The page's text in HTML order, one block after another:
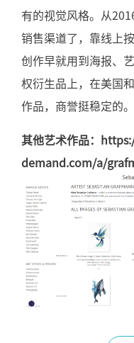
有的视觉风格。从
销售渠道了，靠线上
创作早就用到海报、
权衍生品上，在美国
作品，商誉挺稳定的。
其他艺术作品：
demand.com/a/